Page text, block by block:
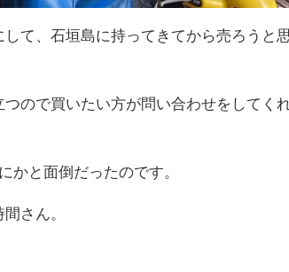
て、石垣島に持ってきてから売ろうと
ので買いたい方が問い合わせをしてく
かと面倒だったのです。
さん。